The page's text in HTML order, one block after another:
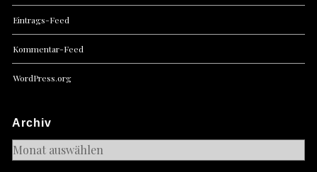
Eintrags-Feed
Kommentar-Feed
WordPress.org
Archiv
Archiv